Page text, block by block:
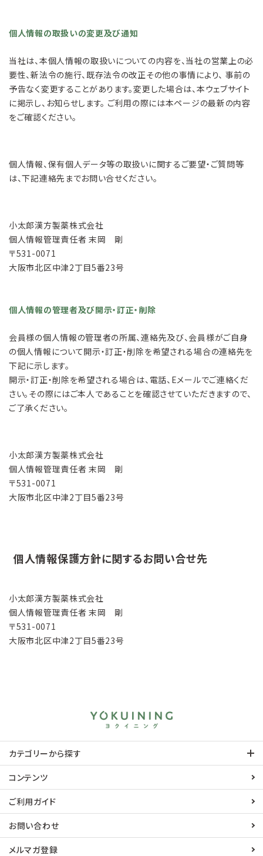
個人情報の取扱いの変更及び通知
当社は、本個人情報の取扱いについての内容を、当社の営業上の必
要性、新法令の施行、既存法令の改正その他の事情により、 事前の
予告なく変更することがあります。変更した場合は、本ウェブサイト
に掲示し、お知らせします。 ご利用の際には本ページの最新の内容
をご確認ください。
個人情報、保有個人データ等の取扱いに関するご要望・ご質問等
は、下記連絡先までお問い合せください。
小太郎漢方製薬株式会社
個人情報管理責任者 末岡 剛
531-0071
大阪市北区中津2丁目5番23号
個人情報の管理者及び開示・訂正・削除
会員様の個人情報の管理者の所属、連絡先及び、会員様がご自身
の個人情報について開示・訂正・削除を希望される場合の連絡先を
下記に示します。
開示・訂正・削除を希望される場合は、電話、Eメールでご連絡くだ
さい。その際にはご本人であることを確認させていただきますので、
ご了承ください。
小太郎漢方製薬株式会社
個人情報管理責任者 末岡 剛
531-0071
大阪市北区中津2丁目5番23号
個人情報保護方針に関するお問い合せ先
小太郎漢方製薬株式会社
個人情報管理責任者 末岡 剛
531-0071
大阪市北区中津2丁目5番23号
カテゴリーから探す
コンテンツ
ご利用ガイド
お問い合わせ
メルマガ登録